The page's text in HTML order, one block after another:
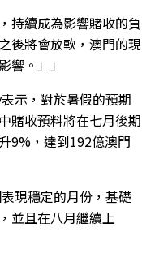
持續成為影響賭收的負
後將會放軟，澳門的現
響。」」
示，對於暑假的預期
賭收預料將在七月後期
9%，達到192億澳門
現穩定的月份，基礎
並且在八月繼續上